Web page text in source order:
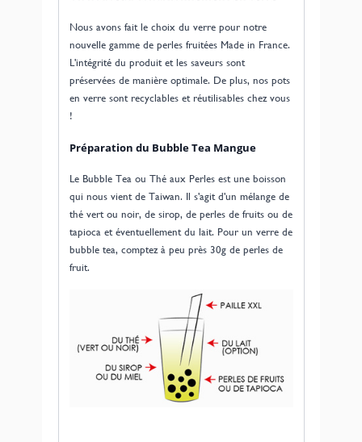
Nous avons fait le choix du verre pour notre
nouvelle gamme de perles fruitées Made in France.
L'intégrité du produit et les saveurs sont
préservées de manière optimale. De plus, nos pots
en verre sont recyclables et réutilisables chez vous
!
Préparation du Bubble Tea Mangue
Le Bubble Tea ou Thé aux Perles est une boisson
qui nous vient de Taiwan. Il s'agit d'un mélange de
thé vert ou noir, de sirop, de perles de fruits ou de
tapioca et éventuellement du lait. Pour un verre de
bubble tea, comptez à peu près 30g de perles de
fruit.